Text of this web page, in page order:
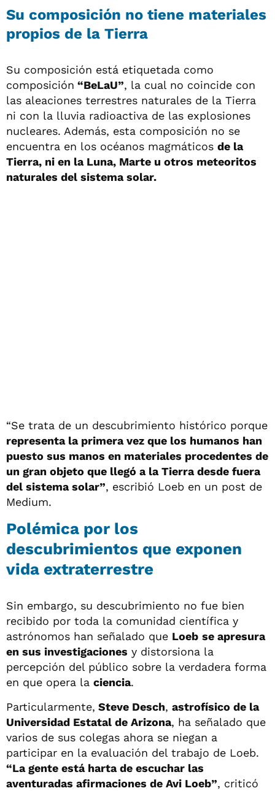
Su composición no tiene materiales
propios de la Tierra
Su composición está etiquetada como
composición “BeLaU”, la cual no coincide con
las aleaciones terrestres naturales de la Tierra
ni con la lluvia radioactiva de las explosiones
nucleares. Además, esta composición no se
encuentra en los océanos magmáticos de la
Tierra, ni en la Luna, Marte u otros meteoritos
naturales del sistema solar.
“Se trata de un descubrimiento histórico porque
representa la primera vez que los humanos han
puesto sus manos en materiales procedentes de
un gran objeto que llegó a la Tierra desde fuera
del sistema solar”, escribió Loeb en un post de
Medium.
Polémica por los
descubrimientos que exponen
vida extraterrestre
Sin embargo, su descubrimiento no fue bien
recibido por toda la comunidad científica y
astrónomos han señalado que Loeb se apresura
en sus investigaciones y distorsiona la
percepción del público sobre la verdadera forma
en que opera la ciencia.
Particularmente, Steve Desch, astrofísico de la
Universidad Estatal de Arizona, ha señalado que
varios de sus colegas ahora se niegan a
participar en la evaluación del trabajo de Loeb.
“La gente está harta de escuchar las
aventuradas afirmaciones de Avi Loeb”, criticó